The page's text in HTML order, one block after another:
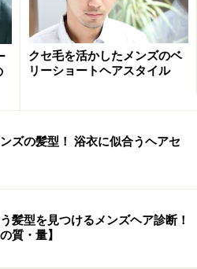
クセ毛を活かしたメンズのベ
リーショートヘアスタイル
ズの髪型！ 浴衣に似合うヘアセ
髪型を見つけるメンズヘア診断！
質・量】